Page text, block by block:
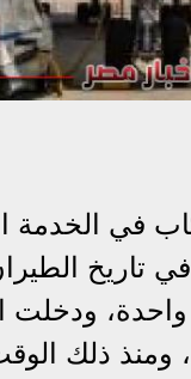
في تاريخ
ودخلت
2007 بعد أول رحلة تجريبية